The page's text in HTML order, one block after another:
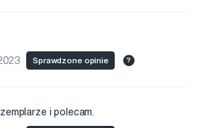
Sprawdzone opinie ?
i polecam.